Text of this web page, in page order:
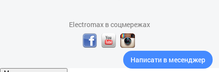
Electromax в соцмережах
Написати в месенджер